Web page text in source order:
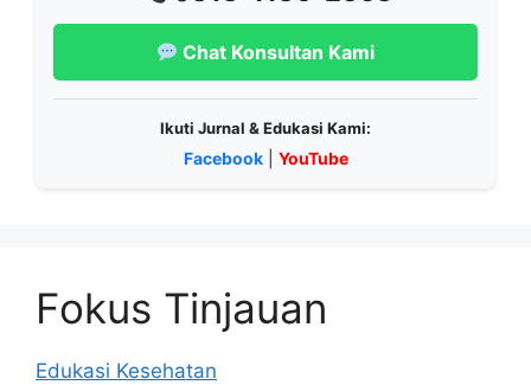
Chat Konsultan Kami
Ikuti Jurnal & Edukasi Kami:
Facebook| YouTube
Fokus Tinjauan
Edukasi Kesehatan